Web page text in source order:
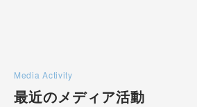
Media Activity
最近のメディア活動